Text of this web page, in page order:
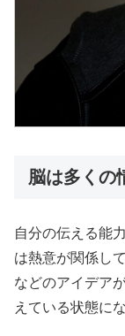
脳は多くの
自分の伝える能
は熱意が関係し
などのアイデア
えている状態に